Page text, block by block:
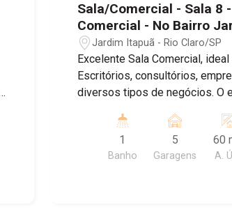
Sala/Comercial - Sala 8 -
Comercial - No Bairro
Itapuã
Jardim Itapuã - Rio Claro/SP
Excelente Sala Comercial, ideal
Escritórios, consultórios,
diversos tipos de negócios. O espaço
distribuído , banheiro Privativo,
condicionado, proporcionando
conforto para o dia dia , e
1
Banho
5
Garagens
60
A.